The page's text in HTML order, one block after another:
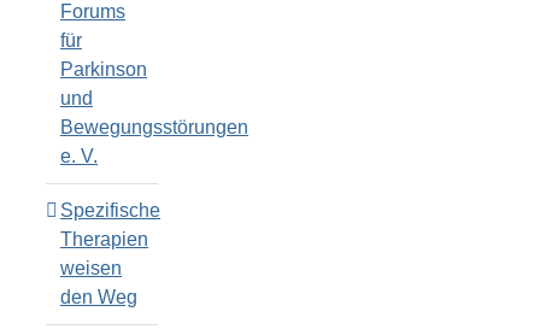
Forums
für
Parkinson
und
Bewegungsstörungen
e. V.
Spezifische
Therapien
weisen
den Weg